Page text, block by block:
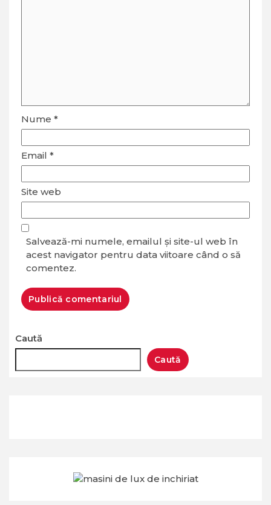
Nume *
Email *
Site web
Salvează-mi numele, emailul și site-ul web în
acest navigator pentru data viitoare când o să
comentez.
Caută
Caută